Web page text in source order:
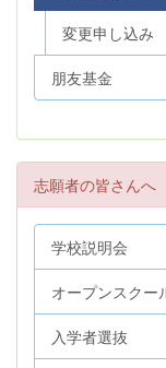
変更申し込み
朋友基金
志願者の皆さんへ
学校説明会
オープンスクー
入学者選抜